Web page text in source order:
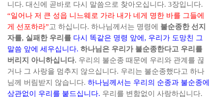
니다. 대신에 곧바로 다시 말씀으로 찾아오십니다. 3장입니다.
“일어나 저 큰 성읍 니느웨로 가라 내가 네게 명한 바를 그들에
게 선포하라”고 하십니다. 하나님께서는 명령에 불순종한 선지
자를, 실패한 우리를 다시 똑같은 명령 앞에 , 우리가 도망친 그
말씀 앞에 세우십니다. 하나님은 우리가 불순종한다고 우리를
버리지 아니하십니다. 우리의 불순종 때문에 우리와 관계를 끊
거나 그 사랑을 멈추지 않으십니다. 우리는 불순종했다고 하나
님께 버림받지 않습니다. 하나님께서는 우리의 순종과 불순종에
상관없이 우리를 붙드십니다. 우리를 변함없이 사랑하십니다.